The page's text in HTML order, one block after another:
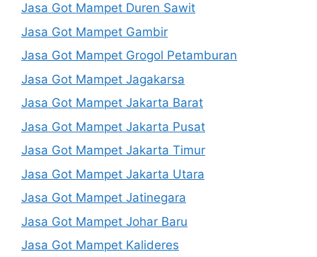
Jasa Got Mampet Duren Sawit
Jasa Got Mampet Gambir
Jasa Got Mampet Grogol Petamburan
Jasa Got Mampet Jagakarsa
Jasa Got Mampet Jakarta Barat
Jasa Got Mampet Jakarta Pusat
Jasa Got Mampet Jakarta Timur
Jasa Got Mampet Jakarta Utara
Jasa Got Mampet Jatinegara
Jasa Got Mampet Johar Baru
Jasa Got Mampet Kalideres